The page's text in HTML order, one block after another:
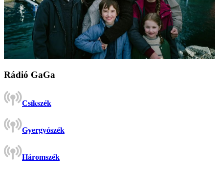
Rádió GaGa
Csíkszék
Gyergyószék
Háromszék